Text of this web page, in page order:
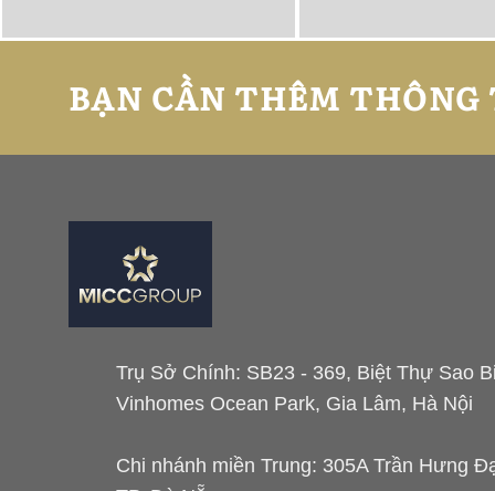
BẠN CẦN THÊM THÔNG
Trụ Sở Chính: SB23 - 369, Biệt Thự Sao
Vinhomes Ocean Park, Gia Lâm, Hà Nội
Chi nhánh miền Trung: 305A Trần Hưng